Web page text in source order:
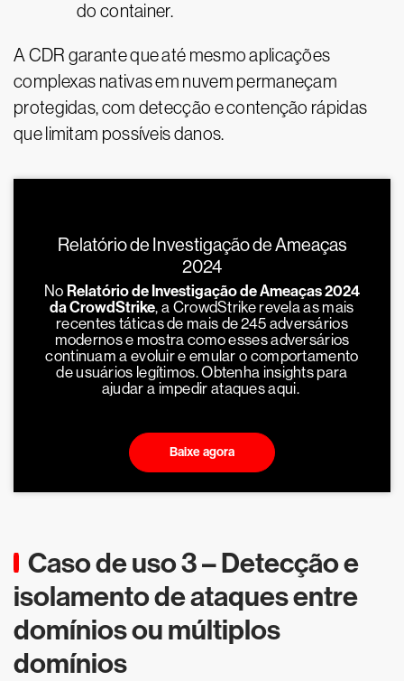
do container.
A CDR garante que até mesmo aplicações
complexas nativas em nuvem permaneçam
protegidas, com detecção e contenção rápidas
que limitam possíveis danos.
Relatório de Investigação de Ameaças
2024
No Relatório de Investigação de Ameaças 2024
da CrowdStrike, a CrowdStrike revela as mais
recentes táticas de mais de 245 adversários
modernos e mostra como esses adversários
continuam a evoluir e emular o comportamento
de usuários legítimos. Obtenha insights para
ajudar a impedir ataques aqui.
Baixe agora
Caso de uso 3 – Detecção e
isolamento de ataques entre
domínios ou múltiplos
domínios